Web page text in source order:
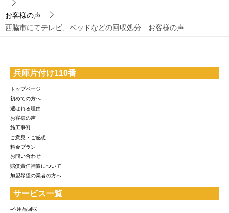
お客様の声
西脇市にてテレビ、ベッドなどの回収処分 お客様の声
兵庫片付け110番
トップページ
初めての方へ
選ばれる理由
お客様の声
施工事例
ご意見・ご感想
料金プラン
お問い合わせ
賠償責任補償について
加盟希望の業者の方へ
サービス一覧
-不用品回収